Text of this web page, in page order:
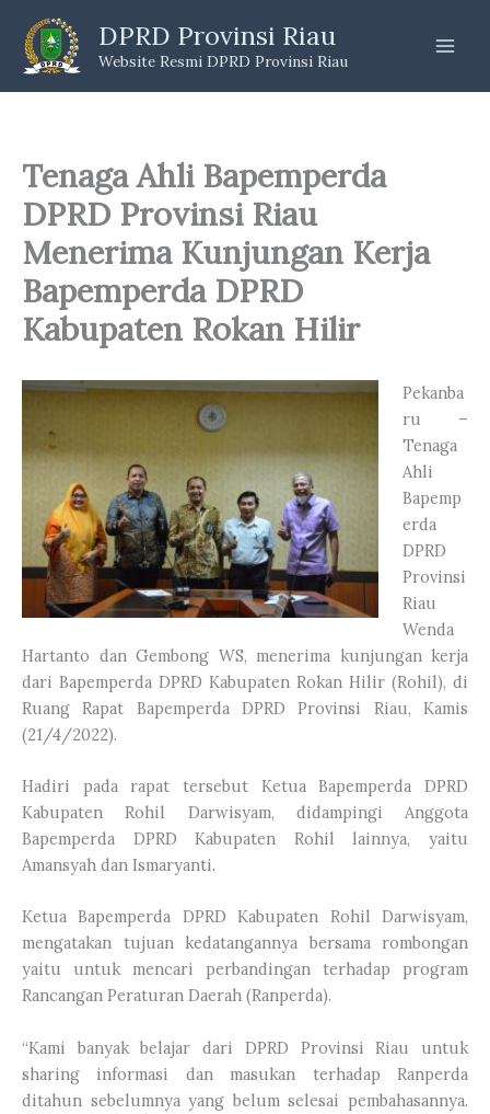
content
DPRD Provinsi Riau
Website Resmi DPRD Provinsi Riau
Tenaga Ahli Bapemperda
DPRD Provinsi Riau
Menerima Kunjungan Kerja
Bapemperda DPRD
Kabupaten Rokan Hilir
Pekanba
ru –
Tenaga
Ahli
Bapemp
erda
DPRD
Provinsi
Riau
Wenda
Hartanto dan Gembong WS, menerima kunjungan kerja
dari Bapemperda DPRD Kabupaten Rokan Hilir (Rohil), di
Ruang Rapat Bapemperda DPRD Provinsi Riau, Kamis
(21/4/2022).
Hadiri pada rapat tersebut Ketua Bapemperda DPRD
Kabupaten Rohil Darwisyam, didampingi Anggota
Bapemperda DPRD Kabupaten Rohil lainnya, yaitu
Amansyah dan Ismaryanti.
Ketua Bapemperda DPRD Kabupaten Rohil Darwisyam,
mengatakan tujuan kedatangannya bersama rombongan
yaitu untuk mencari perbandingan terhadap program
Rancangan Peraturan Daerah (Ranperda).
“Kami banyak belajar dari DPRD Provinsi Riau untuk
sharing informasi dan masukan terhadap Ranperda
ditahun sebelumnya yang belum selesai pembahasannya.